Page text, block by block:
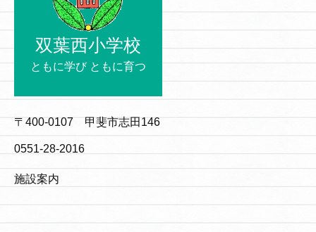
双葉西小学校
ともに学び ともに育つ
〒400-0107 甲斐市志田146
0551-28-2016
施設案内